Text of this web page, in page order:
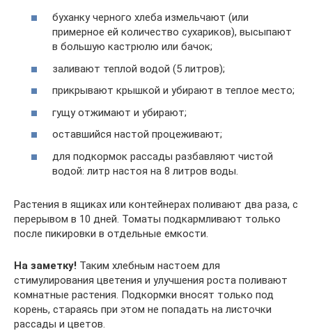
буханку черного хлеба измельчают (или
примерное ей количество сухариков), высыпают
в большую кастрюлю или бачок;
заливают теплой водой (5 литров);
прикрывают крышкой и убирают в теплое место;
гущу отжимают и убирают;
оставшийся настой процеживают;
для подкормок рассады разбавляют чистой
водой: литр настоя на 8 литров воды.
Растения в ящиках или контейнерах поливают два раза, с
перерывом в 10 дней. Томаты подкармливают только
после пикировки в отдельные емкости.
На заметку! Таким хлебным настоем для
стимулирования цветения и улучшения роста поливают
комнатные растения. Подкормки вносят только под
корень, стараясь при этом не попадать на листочки
рассады и цветов.